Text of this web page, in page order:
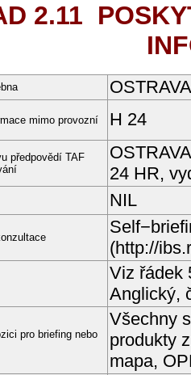
2.11
mimo provozní
H 24
předpovědí TAF
OSTRAVA
24 HR,
NIL
(http://
Viz řádek
Anglický,
pro briefing nebo
Všechny
produkty
mapa,